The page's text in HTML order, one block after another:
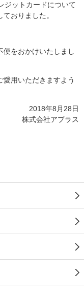
ジットカードについて
おりました。
便をおかけいたしまし
用いただきますよう
2018年8月28日
株式会社アプラス